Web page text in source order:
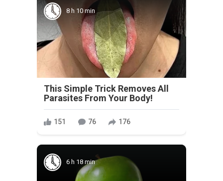
8 h 10 min
This Simple Trick Removes All
Parasites From Your Body!
151 76 176
6 h 18 min